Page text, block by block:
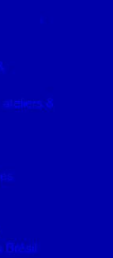
&
Brésil